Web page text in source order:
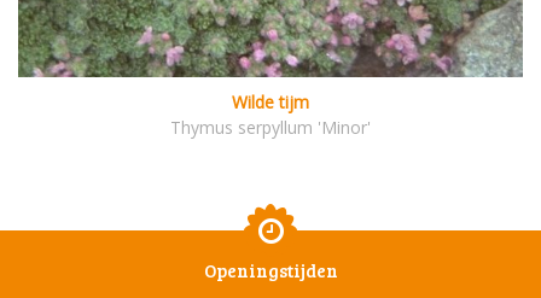
Wilde tijm
Thymus serpyllum 'Minor'
Openingstijden